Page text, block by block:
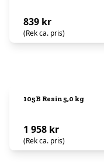
839 kr
(Rek ca. pris)
105B Resin 5,0 kg
1 958 kr
(Rek ca. pris)